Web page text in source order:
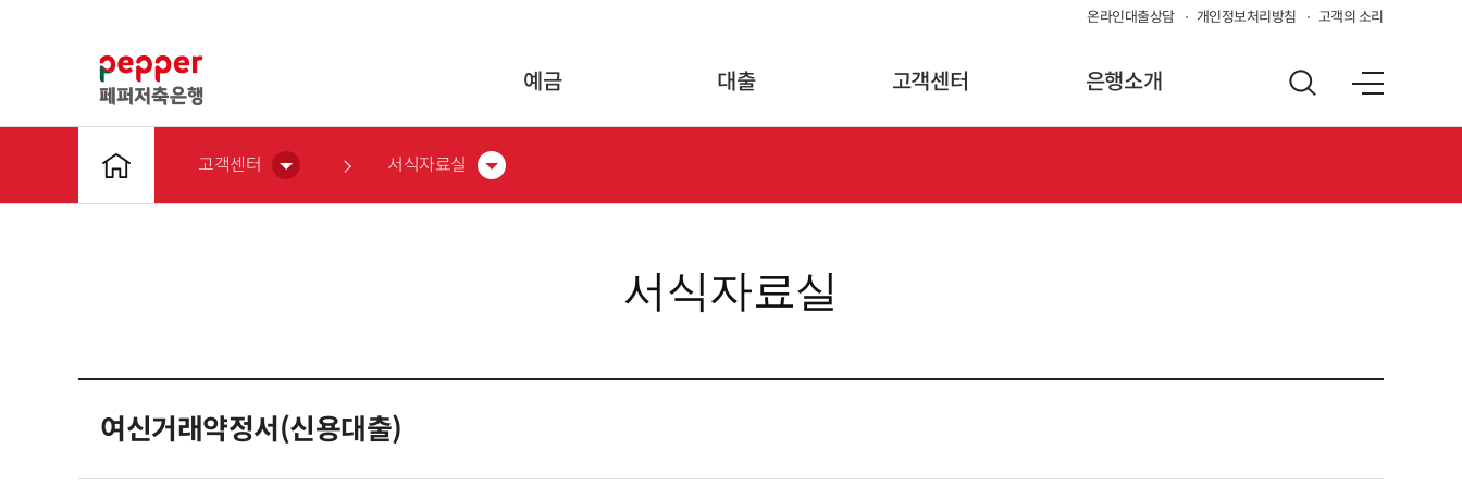
온라인대출상담 개인정보처리방침 고객의 소리
예금 대출 고객센터 은행소개
고객센터 서식자료실
서식자료실
여신거래약정서(신용대출)